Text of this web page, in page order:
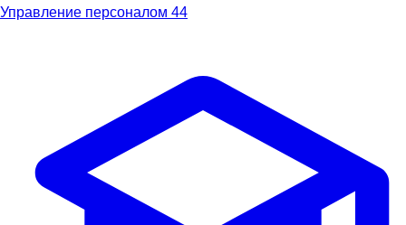
Управление персоналом 44